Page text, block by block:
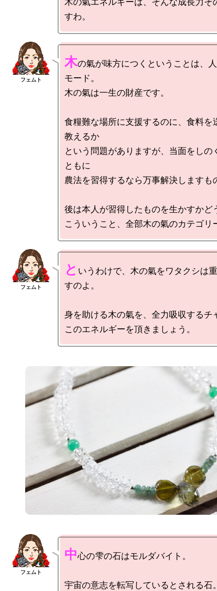
木の氣が味方につくということは、
モード。
木の氣は一生の財産です。
食糧難な場所に支援するのに、食料を
教えるか
という問題がありますが、当面をしの
ともに
農法を習得するなら万事解決しますも
後は本人が習得したものを生かすかど
と いうわけで、木の氣をワタクシは
すのよ。
身を助ける木の氣を、全力吸収するチ
中心の雫の石はモルダバイト。
宇宙の意志を転写しているとされる石